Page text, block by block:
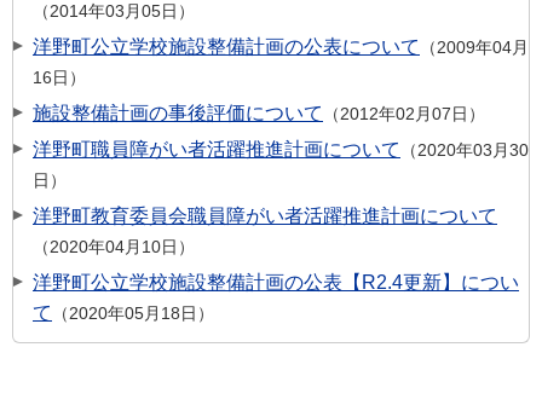
2014年03月05日
洋野町公立学校施設整備計画の公表について
2009年04月
16日
施設整備計画の事後評価について 2012年02月07日
洋野町職員障がい者活躍推進計画について
2020年03月30
日
洋野町教育委員会職員障がい者活躍推進計画について
2020年04月10日
洋野町公立学校施設整備計画の公表【R2.4更新】につい
て
2020年05月18日